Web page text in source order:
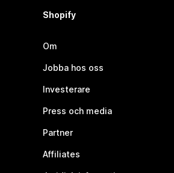
Shopify
Om
Jobba hos oss
Investerare
Press och media
Partner
Affiliates